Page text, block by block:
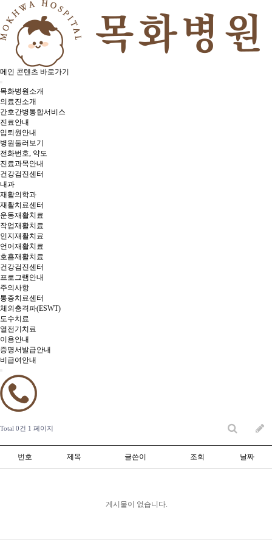
메인 콘텐츠 바로가기
목화병원소개
의료진소개
간호간병통합서비스
진료안내
입퇴원안내
병원둘러보기
전화번호, 약도
진료과목안내
건강검진센터
내과
재활의학과
재활치료센터
운동재활치료
작업재활치료
인지재활치료
언어재활치료
호흡재활치료
건강검진센터
프로그램안내
주의사항
통증치료센터
체외충격파(ESWT)
도수치료
열전기치료
이용안내
증명서발급안내
비급여안내
Total 0건 1 페이지
번호 제목 글쓴이 조회 날짜
게시물이 없습니다.